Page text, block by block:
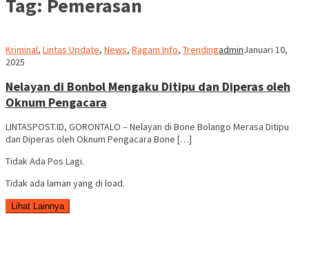
Tag: Pemerasan
Kriminal, Lintas Update, News, Ragam Info, TrendingadminJanuari 10,
2025
Nelayan di Bonbol Mengaku Ditipu dan Diperas oleh
Oknum Pengacara
LINTASPOST.ID, GORONTALO – Nelayan di Bone Bolango Merasa Ditipu
dan Diperas oleh Oknum Pengacara Bone […]
Tidak Ada Pos Lagi.
Tidak ada laman yang di load.
Lihat Lainnya